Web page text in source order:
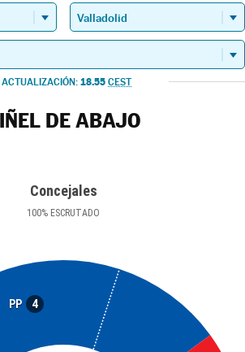
18.55 CEST
DE ABAJO
Concejales
100% ESCRUTADO
PP 4